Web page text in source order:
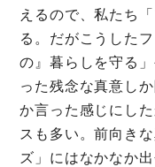
ミモザな
ミモザレポ
ミモマガエ
根ほり花
運営会社
えるので、私たち
る。だがこうした
の』暮らしを守る
った残念な真意し
か言った感じにし
スも多い。前向き
ズ」にはなかなか